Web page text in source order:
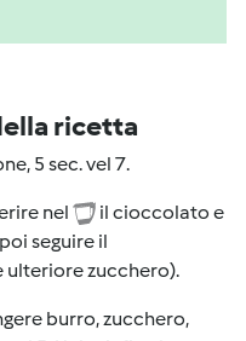
ricetta
5 sec. vel 7.
nel
il cioccolato e
seguire il
ulteriore zucchero).
burro, zucchero,